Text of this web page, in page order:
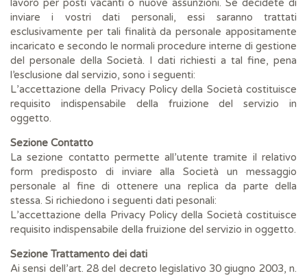
lavoro per posti vacanti o nuove assunzioni. Se decidete di
inviare i vostri dati personali, essi saranno trattati
esclusivamente per tali finalità da personale appositamente
incaricato e secondo le normali procedure interne di gestione
del personale della Società. I dati richiesti a tal fine, pena
l’esclusione dal servizio, sono i seguenti:
L’accettazione della Privacy Policy della Società costituisce
requisito indispensabile della fruizione del servizio in
oggetto.
Sezione Contatto
La sezione contatto permette all’utente tramite il relativo
form predisposto di inviare alla Società un messaggio
personale al fine di ottenere una replica da parte della
stessa. Si richiedono i seguenti dati pesonali:
L’accettazione della Privacy Policy della Società costituisce
requisito indispensabile della fruizione del servizio in oggetto.
Sezione Trattamento dei dati
Ai sensi dell’art. 28 del decreto legislativo 30 giugno 2003, n.